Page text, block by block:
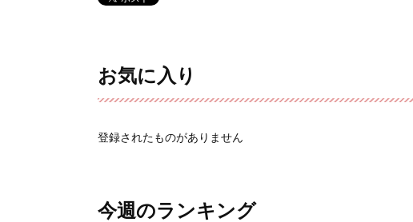
お気に入り
登録されたものがありません
今週のランキング